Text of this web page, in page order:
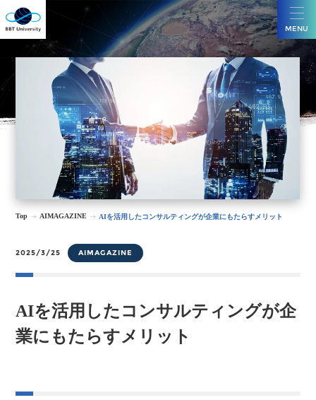
MENU
Top AIMAGAZINE AIを活用したコンサルティングが企業にもたらすメリット
2025/3/25 AIMAGAZINE
AIを活用したコンサルティングが企
業にもたらすメリット